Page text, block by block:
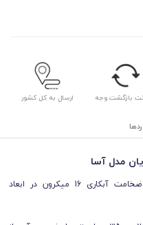
بازگشت وجه ارسال به کل کشور
مدل آسا
جنس بدنه شیر روشویی از آلیاژ برنج با ضخامت آبکاری 16 میکرون در ابعاد